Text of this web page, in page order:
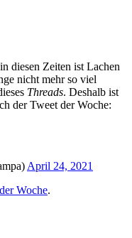
diesen Zeiten ist Lachen
nicht mehr so viel
Threads. Deshalb ist
der Tweet der Woche:
April 24, 2021
Woche.